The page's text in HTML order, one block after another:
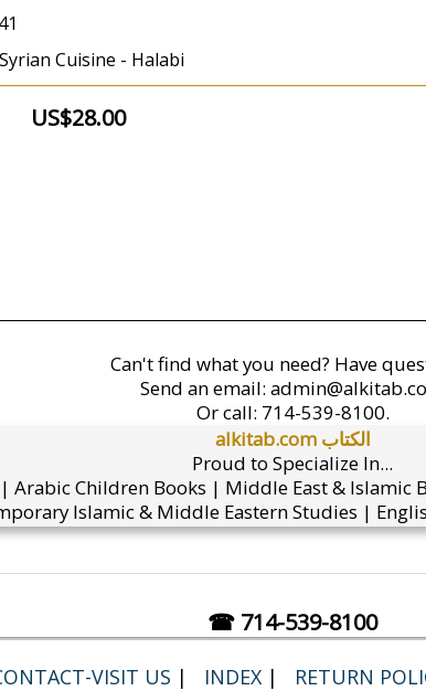
Cuisine - Halabi
US$28.00
Can't find what you need? Have
Send an email:
Or call: 714-539-8100.
alkitab.com الكتاب
Proud to Specialize In...
Arabic Children Books | Middle East & Islamic
Islamic & Middle Eastern Studies |
☎ 714-539-8100
VISIT US | INDEX | RETURN